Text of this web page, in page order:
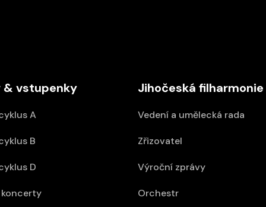
& vstupenky
A
B
D
Jihočeská filharmonie
Vedení a umělecká rada
Zřizovatel
Výroční zprávy
Orchestr